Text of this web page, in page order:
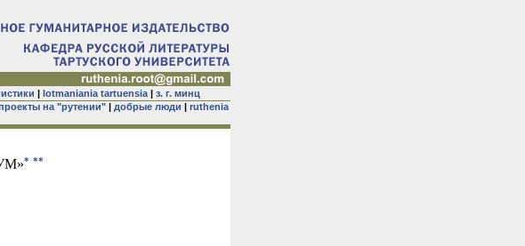
| lotmaniania tartuensia| з. г. минц
на "рутении"| добрые люди | ruthenia
* **